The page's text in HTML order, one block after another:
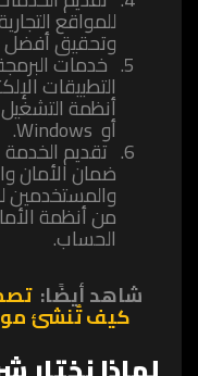
للمواقع
وتحقيق أفضل
‏خدمات
التطبيقات
أو Windows.
‏تقديم
ضمان الأمان
والمستخدمين
من أنظمة
الحساب.
شاهد أيضًا:
كيف تُنشئ